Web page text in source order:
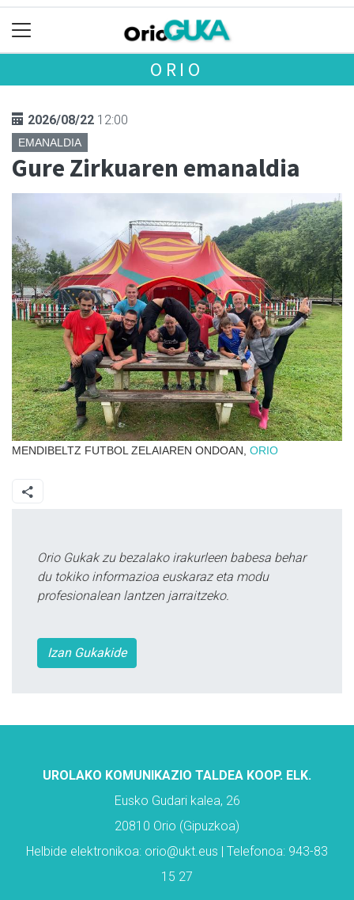
ORIO
2026/08/22 12:00
EMANALDIA
Gure Zirkuaren emanaldia
MENDIBELTZ FUTBOL ZELAIAREN ONDOAN, ORIO
Orio Gukak zu bezalako irakurleen babesa behar
du tokiko informazioa euskaraz eta modu
profesionalean lantzen jarraitzeko.
Izan Gukakide
UROLAKO KOMUNIKAZIO TALDEA KOOP. ELK.
Eusko Gudari kalea, 26
20810 Orio (Gipuzkoa)
Helbide elektronikoa: orio@ukt.eus | Telefonoa: 943-83
15 27